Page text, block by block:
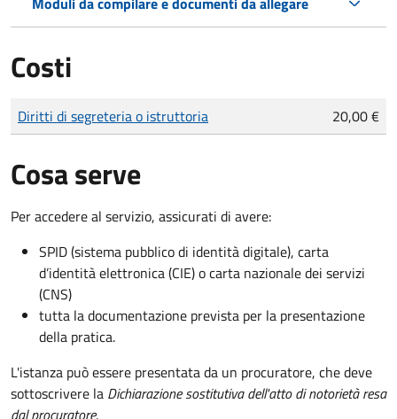
Costi
Tipo di pagamento
Importo
Diritti di segreteria o istruttoria 20,00 €
Cosa serve
Per accedere al servizio, assicurati di avere:
SPID (sistema pubblico di identità digitale), carta
d’identità elettronica (CIE) o carta nazionale dei servizi
(CNS)
tutta la documentazione prevista per la presentazione
della pratica.
L'istanza può essere presentata da un procuratore, che deve
sottoscrivere la Dichiarazione sostitutiva dell'atto di notorietà resa
dal procuratore.